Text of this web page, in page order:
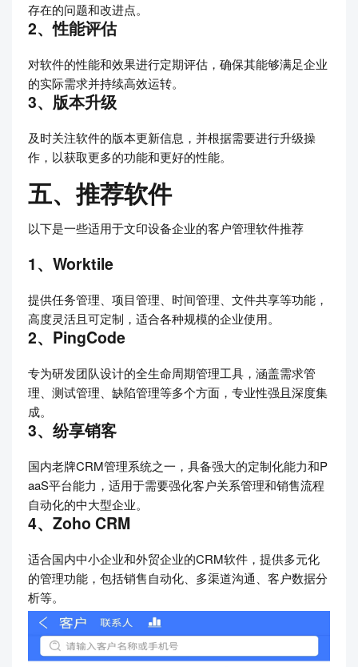
存在的问题和改进点。
2、性能评估
对软件的性能和效果进行定期评估，确保其能够满足企业
的实际需求并持续高效运转。
3、版本升级
及时关注软件的版本更新信息，并根据需要进行升级操
作，以获取更多的功能和更好的性能。
五、推荐软件
以下是一些适用于文印设备企业的客户管理软件推荐
1、Worktile
提供任务管理、项目管理、时间管理、文件共享等功能，
高度灵活且可定制，适合各种规模的企业使用。
2、PingCode
专为研发团队设计的全生命周期管理工具，涵盖需求管
理、测试管理、缺陷管理等多个方面，专业性强且深度集
成。
3、纷享销客
国内老牌CRM管理系统之一，具备强大的定制化能力和P
aaS平台能力，适用于需要强化客户关系管理和销售流程
自动化的中大型企业。
4、Zoho CRM
适合国内中小企业和外贸企业的CRM软件，提供多元化
的管理功能，包括销售自动化、多渠道沟通、客户数据分
析等。